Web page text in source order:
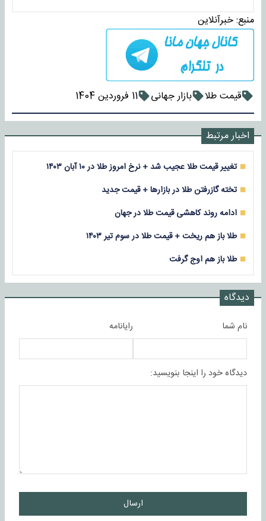
منبع:خبرآنلاین
قیمت طلا بازار جهانی 11 فروردین 1404
اخبار مرتبط
تغییر قیمت طلا عجیب شد + نرخ امروز طلا در ۱۰ آبان ۱۴۰۳
تخته گازرفتن طلا در بازارها + قیمت جدید
ادامه روند کاهشی قیمت طلا در جهان
طلا باز هم ریخت + قیمت طلا در سوم تیر ۱۴۰۳
طلا باز هم اوج گرفت
دیدگاه
نام شما رایانامه
دیدگاه خود را اینجا بنویسید:
ارسال